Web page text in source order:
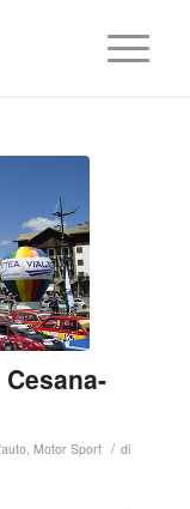
, Motor Sport / di